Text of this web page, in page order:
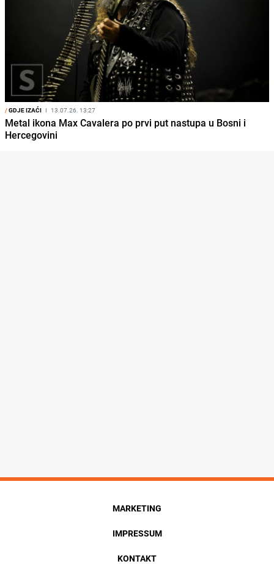
/GDJE IZAĆI I 13.07.26. 13:27
Metal ikona Max Cavalera po prvi put nastupa u Bosni i
Hercegovini
MARKETING
IMPRESSUM
KONTAKT